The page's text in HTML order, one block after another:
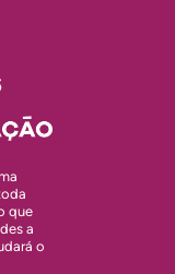
que
a
o